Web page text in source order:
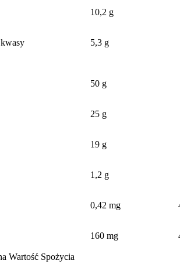
10,2 g
5,3 g
50 g
25 g
19 g
1,2 g
0,42 mg
160 mg
Wartość Spożycia